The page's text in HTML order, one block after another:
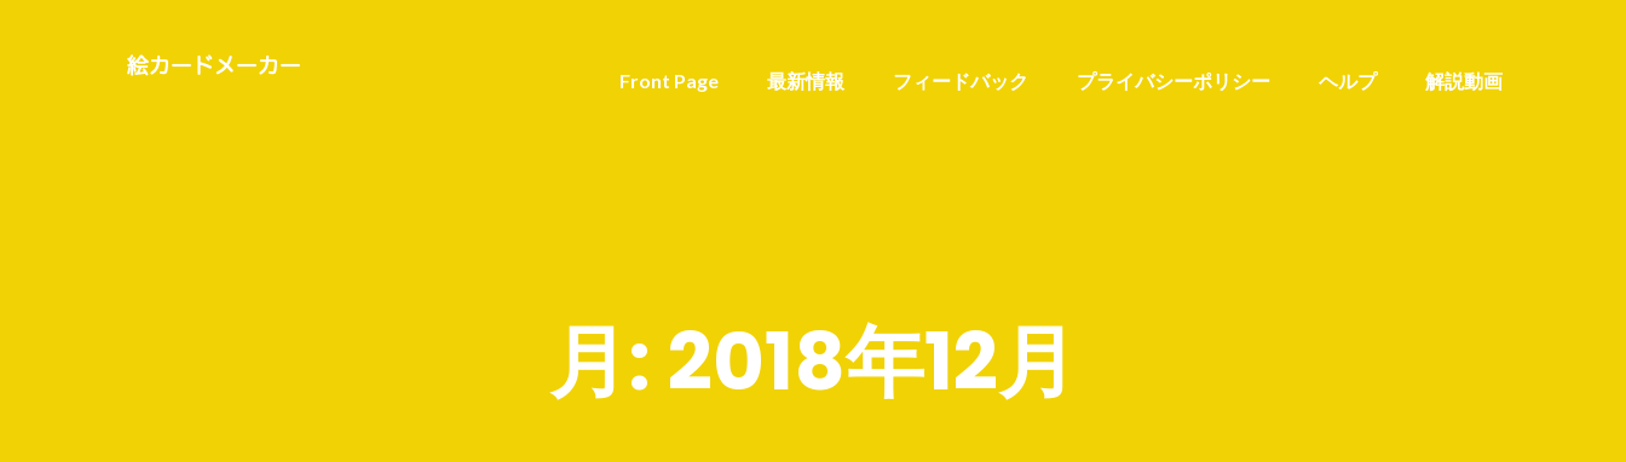
Front Page 最新情報 フィードバック プライバシーポリシー ヘルプ 解説動画
月: 2018年12月